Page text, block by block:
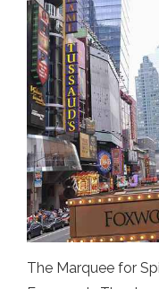
The Marquee for